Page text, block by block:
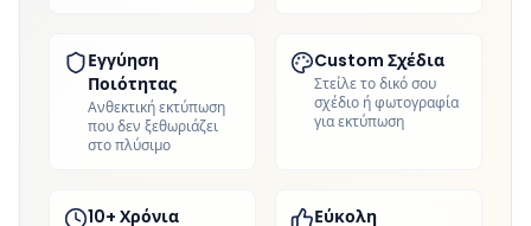
Εγγύηση
Ποιότητας
Ανθεκτική εκτύπωση
που δεν ξεθωριάζει
στο πλύσιμο
Custom Σχέδια
Στείλε το δικό σου
σχέδιο ή φωτογραφία
για εκτύπωση
10+ Χρόνια
Εύκολη